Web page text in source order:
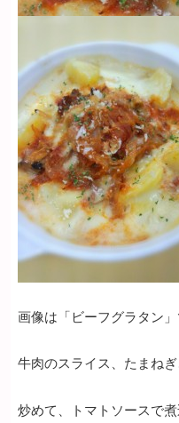
画像は「ビーフグラタン」
牛肉のスライス、たまね
炒めて、トマトソースで煮